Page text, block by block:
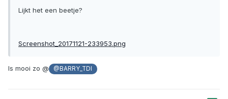
Lijkt het een beetje?
Screenshot_20171121-233953.png
Is mooi zo @ @BARRY_TDI